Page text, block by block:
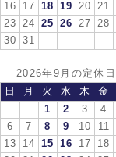
16
17 18 19 20 21
23
24 25 26 27 28
30
31
2026年9月の定休日
日
月 火 水 木 金
1
2 3 4
6
7 8 9 10 11
13
14 15 16 17 18